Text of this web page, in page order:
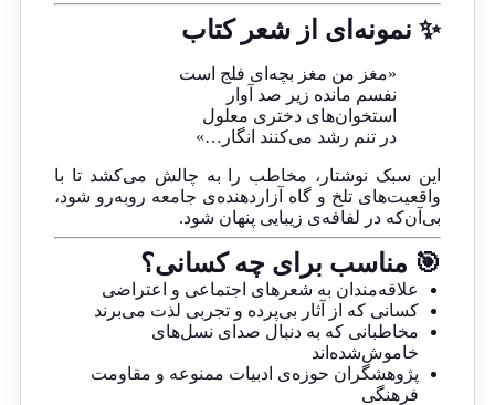
✨ نمونه‌ای از شعر کتاب
«مغز من مغز بچه‌ای فلج است
نفسم مانده زیر صد آوار
استخوان‌های دختری معلول
در تنم رشد می‌کنند انگار…»
این سبک نوشتار، مخاطب را به چالش می‌کشد تا با
واقعیت‌های تلخ و گاه آزاردهنده‌ی جامعه روبه‌رو شود،
بی‌آن‌که در لفافه‌ی زیبایی پنهان شود.
🎯 مناسب برای چه کسانی؟
علاقه‌مندان به شعرهای اجتماعی و اعتراضی
کسانی که از آثار بی‌پرده و تجربی لذت می‌برند
مخاطبانی که به دنبال صدای نسل‌های
خاموش‌شده‌اند
پژوهشگران حوزه‌ی ادبیات ممنوعه و مقاومت
فرهنگی